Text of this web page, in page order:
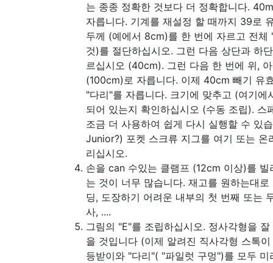
는 종종 정확한 것보다 더 정확합니다.
자릅니다. 기계를 재설정 할 때까지 39로
두께 (예에서 8cm)를 한 번에 자르고 전체
것)를 절단하십시오. 그런 다음 상단과 하
르십시오 (40cm). 그런 다음 한 번에 위,
(100cm)로 자릅니다. 이제 40cm 빼기 유
"다리"를 자릅니다. 크기에 맞추고 (여기
되어 있는지 확인하십시오 (수동 조립). 스
조금 더 사용하여 쉽게 다시 실행할 수 있
Junior?) 포켓 스크류 지그를 여기 또는 온
리십시오.
손을 can 수있는 클램프 (12cm 이상)를 빌
는 것이 너무 많습니다. 재고를 원하는대
딩, 도장하기 어려운 내부의 첫 번째 또는
사, ....
그림의 "E"를 조립하십시오. 정사각형을
을 것입니다 (이제 알려진 직사각형 스톡
등받이와 "다리"( "파일럿 구멍")를 모두